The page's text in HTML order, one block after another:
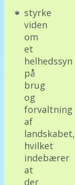
styrke
viden
om
et
helhedssyn
på
brug
og
forvaltning
af
landskabet,
hvilket
indebærer
at
der